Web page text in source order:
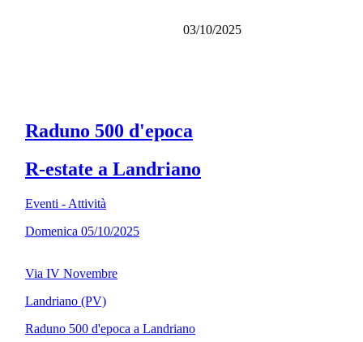
03/10/2025
Raduno 500 d'epoca
R-estate a Landriano
Eventi - Attività
Domenica 05/10/2025
Via IV Novembre
Landriano (PV)
Raduno 500 d'epoca a Landriano